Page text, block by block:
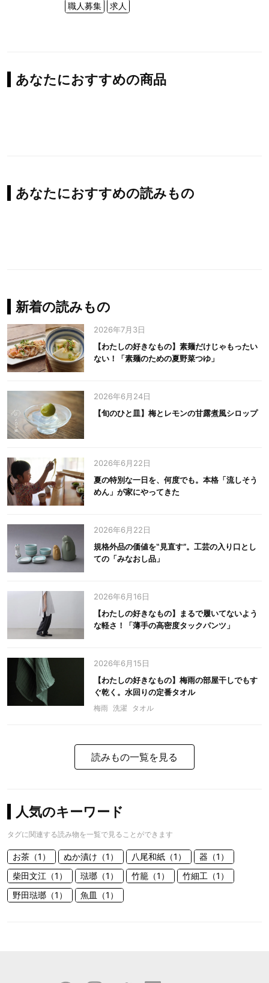
職人募集
求人
あなたにおすすめの商品
あなたにおすすめの読みもの
新着の読みもの
2026年7月3日
【わたしの好きなもの】素麺だけじゃもったい
ない！「素麺のための夏野菜つゆ」
2026年6月24日
【旬のひと皿】梅とレモンの甘露煮風シロップ
2026年6月22日
夏の特別な一日を、何度でも。本格「流しそう
めん」が家にやってきた
2026年6月22日
規格外品の価値を‟見直す”。工芸の入り口とし
ての「みなおし品」
2026年6月16日
【わたしの好きなもの】まるで履いてないよう
な軽さ！「薄手の高密度タックパンツ」
2026年6月15日
【わたしの好きなもの】梅雨の部屋干しでもす
ぐ乾く。水回りの定番タオル
梅雨 洗濯 タオル
読みもの一覧を見る
人気のキーワード
タグに関連する読み物を一覧で見ることができます
お茶（1） ぬか漬け（1） 八尾和紙（1）
器（1）
柴田文江（1）
琺瑯（1） 竹籠（1）
竹細工（1）
野田琺瑯（1）
魚皿（1）